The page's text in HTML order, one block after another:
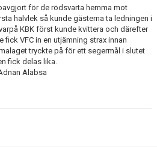
för de rödsvarta hemma mot
halvlek så kunde gästerna ta ledningen i
KBK först kunde kvittera och därefter
fick VFC in en utjämning strax innan
tryckte på för ett segermål i slutet
fick delas lika.
Alabsa